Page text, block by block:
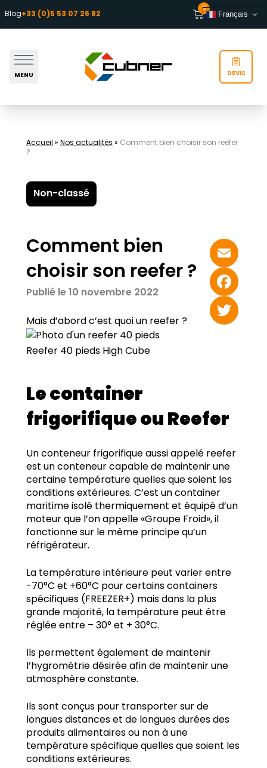
Aller au contenu
Blog+33 (0)5 53 07 26 82
0
Français
MENU DEVIS
Accueil» Nos actualités» Comment bien choisir son reefer
?
Email
Facebook
Non-classé
Comment bien
choisir son reefer ?
Publié le 10 novembre 2022
Mais d’abord c’est quoi un reefer ?
Reefer 40 pieds High Cube
Le container
frigorifique ou Reefer
Un conteneur frigorifique aussi appelé reefer
est un conteneur capable de maintenir une
certaine température quelles que soient les
conditions extérieures. C’est un container
maritime isolé thermiquement et équipé d’un
moteur que l’on appelle «Groupe Froid», il
fonctionne sur le même principe qu’un
réfrigérateur.
La température intérieure peut varier entre
-70°C et +60°C pour certains containers
spécifiques (FREEZER+) mais dans la plus
grande majorité, la température peut être
réglée entre – 30° et + 30°C.
Ils permettent également de maintenir
l’hygrométrie désirée afin de maintenir une
atmosphère constante.
Ils sont conçus pour transporter sur de
longues distances et de longues durées des
produits alimentaires ou non à une
température spécifique quelles que soient les
conditions extérieures.